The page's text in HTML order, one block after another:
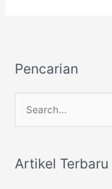
Pencarian
r
Artikel Terbaru